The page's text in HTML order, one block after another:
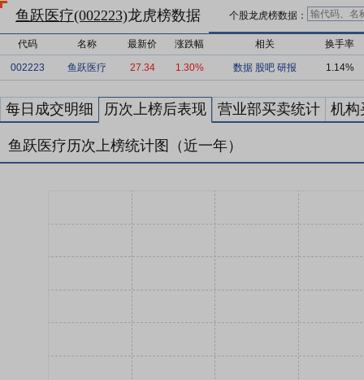
鱼跃医疗(002223)龙虎榜数据 个股龙虎榜数据：
代码 名称 最新价 涨跌幅 相关 换手率
002223 鱼跃医疗 27.34 1.30% 数据 股吧 研报 1.14%
每日成交明细 历次上榜后表现 营业部买卖统计 机构
鱼跃医疗历次上榜统计图（近一年）